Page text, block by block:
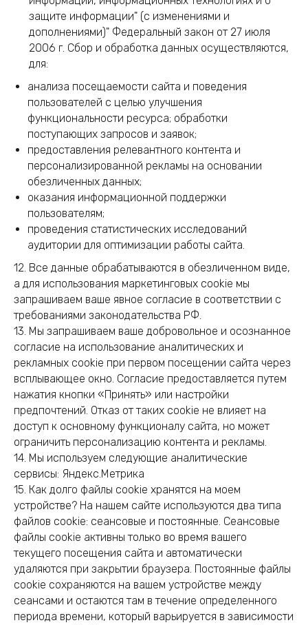
защите информации" (с изменениями и
дополнениями)" Федеральный закон от 27 июля
2006 г. Сбор и обработка данных осуществляются,
для:
анализа посещаемости сайта и поведения
пользователей с целью улучшения
функциональности ресурса; обработки
поступающих запросов и заявок;
предоставления релевантного контента и
персонализированной рекламы на основании
обезличенных данных;
оказания информационной поддержки
пользователям;
проведения статистических исследований
аудитории для оптимизации работы сайта.
12. Все данные обрабатываются в обезличенном виде,
а для использования маркетинговых cookie мы
запрашиваем ваше явное согласие в соответствии с
требованиями законодательства РФ.
13. Мы запрашиваем ваше добровольное и осознанное
согласие на использование аналитических и
рекламных cookie при первом посещении сайта через
всплывающее окно. Согласие предоставляется путем
нажатия кнопки «Принять» или настройки
предпочтений. Отказ от таких cookie не влияет на
доступ к основному функционалу сайта, но может
ограничить персонализацию контента и рекламы.
14. Мы используем следующие аналитические
сервисы: Яндекс.Метрика
15. Как долго файлы cookie хранятся на моем
устройстве? На нашем сайте используются два типа
файлов cookie: сеансовые и постоянные. Сеансовые
файлы cookie активны только во время вашего
текущего посещения сайта и автоматически
удаляются при закрытии браузера. Постоянные файлы
cookie сохраняются на вашем устройстве между
сеансами и остаются там в течение определенного
периода времени, который варьируется в зависимости